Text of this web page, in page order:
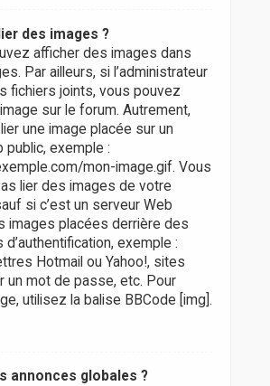
des images ?
afficher des images dans
Par ailleurs, si l’administrateur
fichiers joints, vous pouvez
sur le forum. Autrement,
une image placée sur un
public, exemple :
mon-image.gif. Vous
lier des images de votre
si c’est un serveur Web
images placées derrière des
exemple :
Hotmail ou Yahoo!, sites
un mot de passe, etc. Pour
utilisez la balise BBCode [img].
annonces globales ?